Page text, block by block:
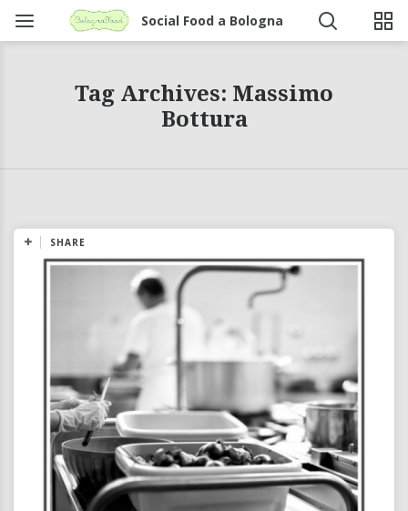
Social Food a Bologna
Tag Archives: Massimo
Bottura
SHARE